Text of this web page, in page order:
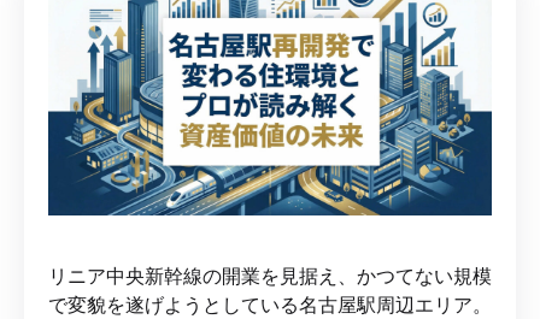
リニア中央新幹線の開業を見据え、かつてない規模
で変貌を遂げようとしている名古屋駅周辺エリア。